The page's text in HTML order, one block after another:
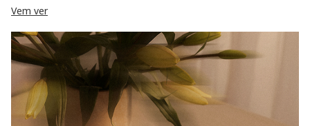
Vem ver